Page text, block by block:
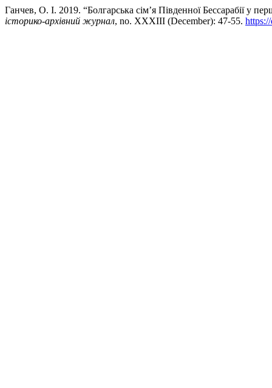
Ганчев, О. І. 2019. “Болгарська сім’я Південної Бессарабії у
історико-архівний журнал, no. XXXIII (December): 47-55.